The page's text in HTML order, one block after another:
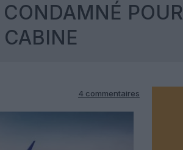
POUR
4 commentaires